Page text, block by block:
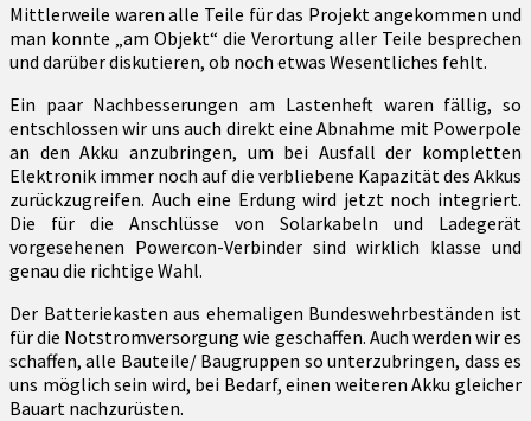
Mittlerweile waren alle Teile für das Projekt angekommen und
man konnte „am Objekt“ die Verortung aller Teile besprechen
und darüber diskutieren, ob noch etwas Wesentliches fehlt.
Ein paar Nachbesserungen am Lastenheft waren fällig, so
entschlossen wir uns auch direkt eine Abnahme mit Powerpole
an den Akku anzubringen, um bei Ausfall der kompletten
Elektronik immer noch auf die verbliebene Kapazität des Akkus
zurückzugreifen. Auch eine Erdung wird jetzt noch integriert.
Die für die Anschlüsse von Solarkabeln und Ladegerät
vorgesehenen Powercon-Verbinder sind wirklich klasse und
genau die richtige Wahl.
Der Batteriekasten aus ehemaligen Bundeswehrbeständen ist
für die Notstromversorgung wie geschaffen. Auch werden wir es
schaffen, alle Bauteile/ Baugruppen so unterzubringen, dass es
uns möglich sein wird, bei Bedarf, einen weiteren Akku gleicher
Bauart nachzurüsten.